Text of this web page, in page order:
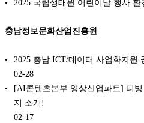
2025 국립생태원 어린이날 행사
충남정보문화산업진흥원
2025 충남 ICT/데이터 사업화지원
02-28
[AI콘텐츠본부 영상산업파트] 티
지 소개!
02-17